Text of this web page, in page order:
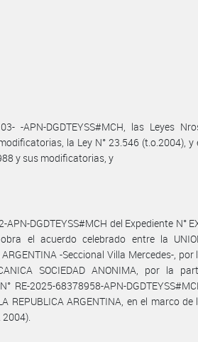
-APN-DGDTEYSS#MCH, las Leyes
la Ley N° 23.546 (t.o.2004), y
y sus modificatorias, y
DGDTEYSS#MCH del Expediente N°
obra el acuerdo celebrado entre la
ARGENTINA -Seccional Villa Mercedes-, por
SOCIEDAD ANONIMA, por la
2025-68378958-APN-
REPUBLICA ARGENTINA, en el marco de
2004).